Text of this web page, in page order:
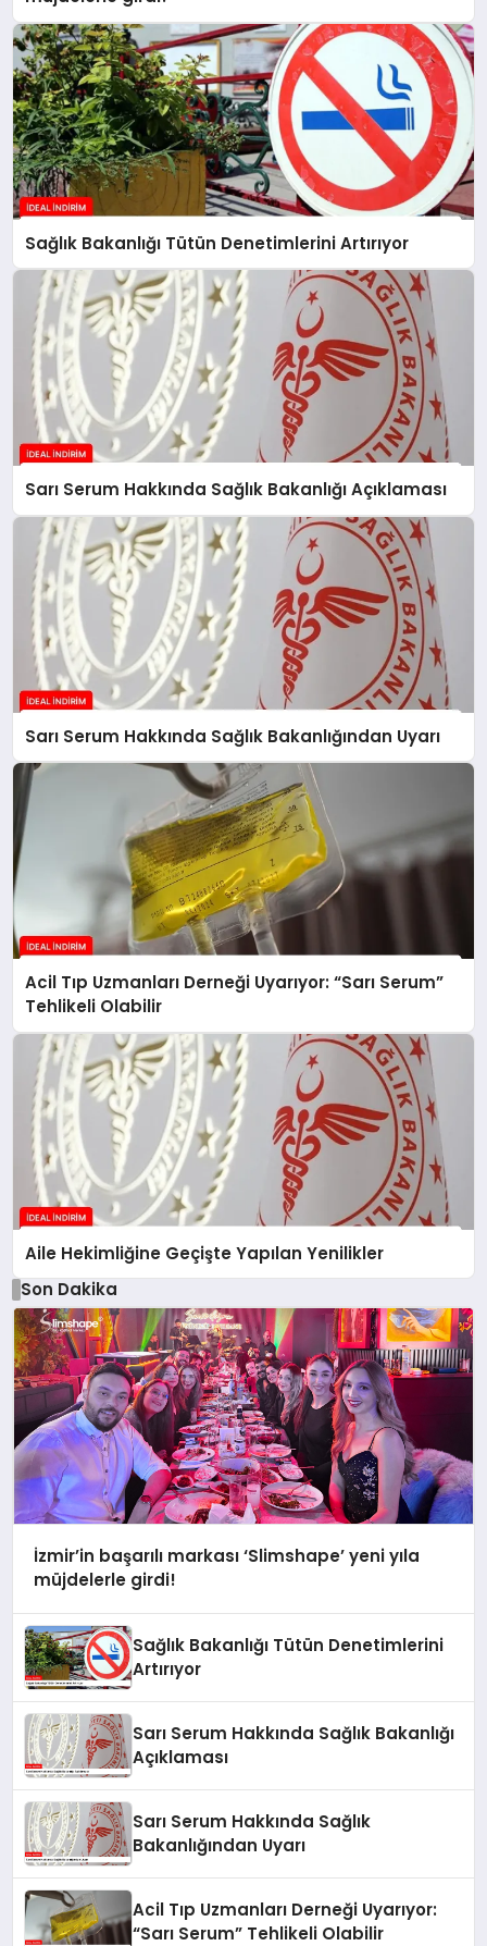
Sağlık Bakanlığı Tütün Denetimlerini Artırıyor
Sarı Serum Hakkında Sağlık Bakanlığı Açıklaması
Sarı Serum Hakkında Sağlık Bakanlığından Uyarı
Acil Tıp Uzmanları Derneği Uyarıyor: “Sarı Serum”
Tehlikeli Olabilir
Aile Hekimliğine Geçişte Yapılan Yenilikler
Son Dakika
İzmir’in başarılı markası ‘Slimshape’ yeni yıla
müjdelerle girdi!
Sağlık Bakanlığı Tütün Denetimlerini
Artırıyor
Sarı Serum Hakkında Sağlık Bakanlığı
Açıklaması
Sarı Serum Hakkında Sağlık
Bakanlığından Uyarı
Acil Tıp Uzmanları Derneği Uyarıyor:
“Sarı Serum” Tehlikeli Olabilir